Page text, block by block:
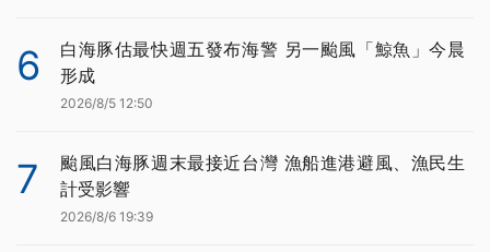
6
白海豚估最快週五發布海警 另一颱風「鯨魚」今晨
形成
2026/8/5 12:50
7
颱風白海豚週末最接近台灣 漁船進港避風、漁民生
計受影響
2026/8/6 19:39